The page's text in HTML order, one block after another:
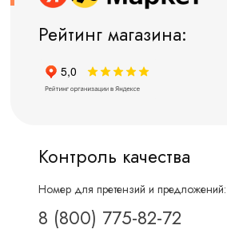
Рейтинг магазина:
Контроль качества
Номер для претензий и предложений:
8 (800) 775-82-72